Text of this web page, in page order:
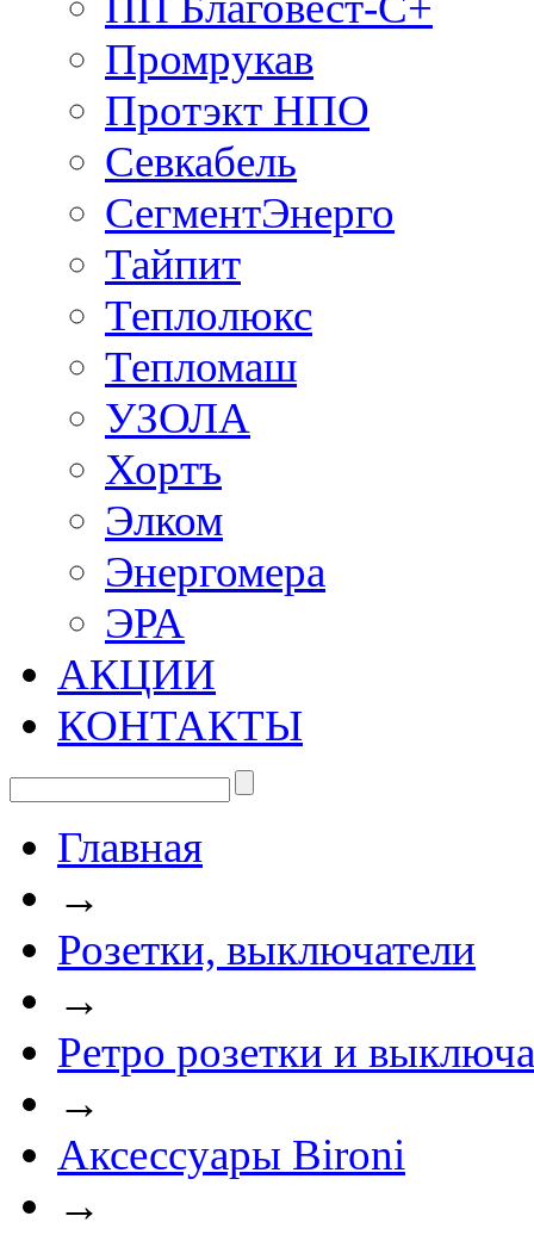
Промрукав
Протэкт НПО
Севкабель
СегментЭнерго
Тайпит
Теплолюкс
Тепломаш
УЗОЛА
Хортъ
Элком
Энергомера
ЭРА
АКЦИИ
КОНТАКТЫ
Главная
→
Розетки, выключатели
→
Ретро розетки и
→
Аксессуары Bironi
→